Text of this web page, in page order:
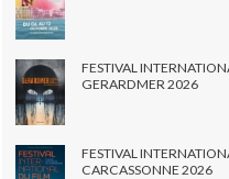
FESTIVAL
GERARDMER 2026
FESTIVAL
CARCASSONNE 2026